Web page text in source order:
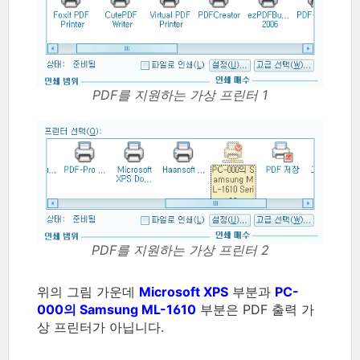
PDF를 지원하는 가상 프린터 1
PDF를 지원하는 가상 프린터 2
위의 그림 가운데 Microsoft XPS 부분과 PC-
000의 Samsung ML-1610 부분은 PDF 출력 가
상 프린터가 아닙니다.